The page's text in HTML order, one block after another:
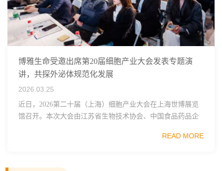
博雅生命受邀出席第20届细胞产业大会发表专题演
讲，共探外泌体规范化发展
2026.03.25
近日，2026第二十届（上海）细胞产业大会在上海世博展览
馆召开。本次大会由江苏省生物技术协会、中国食品药品企
范区生物医药行业协会、瑞士日内瓦长寿科学...
READ MORE